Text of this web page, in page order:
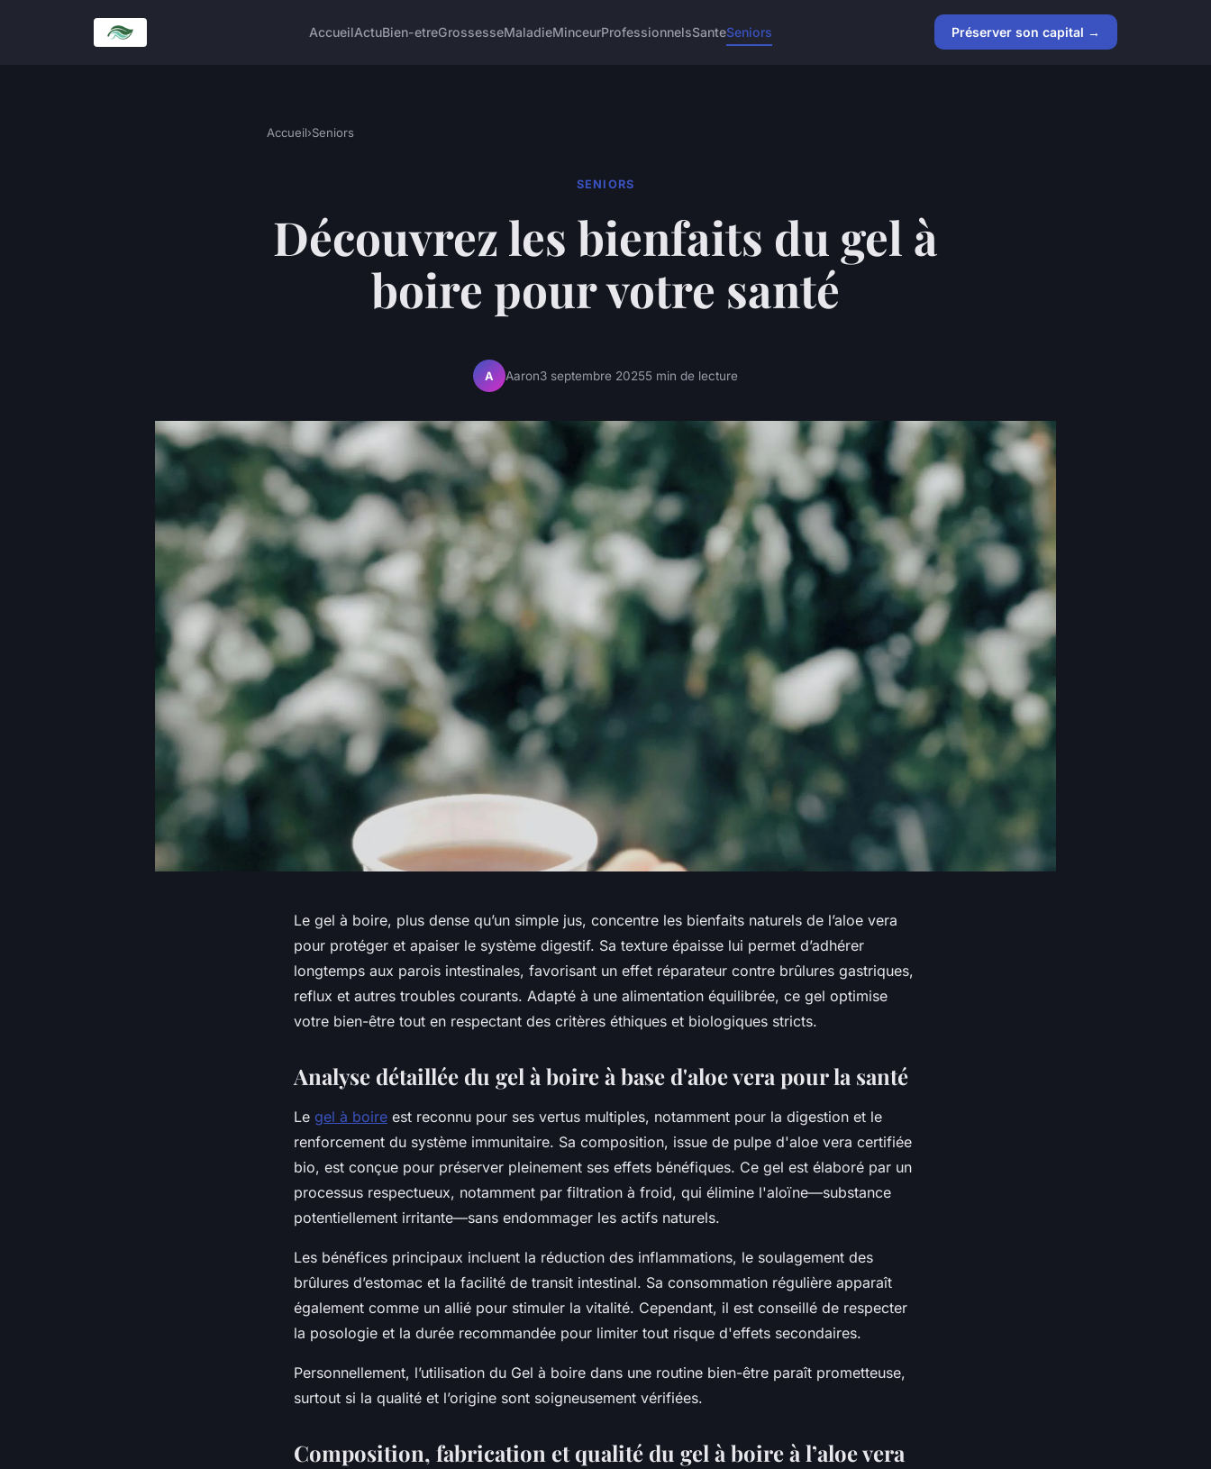
AccueilActuBien-etreGrossesseMaladieMinceurProfessionnelsSanteSeniors Préserver son capital →
Accueil›Seniors
SENIORS
Découvrez les bienfaits du gel à
boire pour votre santé
A Aaron3 septembre 20255 min de lecture
Le gel à boire, plus dense qu’un simple jus, concentre les bienfaits naturels de l’aloe vera
pour protéger et apaiser le système digestif. Sa texture épaisse lui permet d’adhérer
longtemps aux parois intestinales, favorisant un effet réparateur contre brûlures gastriques,
reflux et autres troubles courants. Adapté à une alimentation équilibrée, ce gel optimise
votre bien-être tout en respectant des critères éthiques et biologiques stricts.
Analyse détaillée du gel à boire à base d'aloe vera pour la santé
Le gel à boire est reconnu pour ses vertus multiples, notamment pour la digestion et le
renforcement du système immunitaire. Sa composition, issue de pulpe d'aloe vera certifiée
bio, est conçue pour préserver pleinement ses effets bénéfiques. Ce gel est élaboré par un
processus respectueux, notamment par filtration à froid, qui élimine l'aloïne—substance
potentiellement irritante—sans endommager les actifs naturels.
Les bénéfices principaux incluent la réduction des inflammations, le soulagement des
brûlures d’estomac et la facilité de transit intestinal. Sa consommation régulière apparaît
également comme un allié pour stimuler la vitalité. Cependant, il est conseillé de respecter
la posologie et la durée recommandée pour limiter tout risque d'effets secondaires.
Personnellement, l’utilisation du Gel à boire dans une routine bien-être paraît prometteuse,
surtout si la qualité et l’origine sont soigneusement vérifiées.
Composition, fabrication et qualité du gel à boire à l’aloe vera